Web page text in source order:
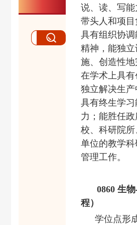
说、读、写
带头人和项目
具有组织协
精神，能独
施、创造性地
在学术上具
独立解决生产
具有终生学
力；能胜任
校、科研院所
单位的教学
管理工作。
0860 生
程）
学位点形